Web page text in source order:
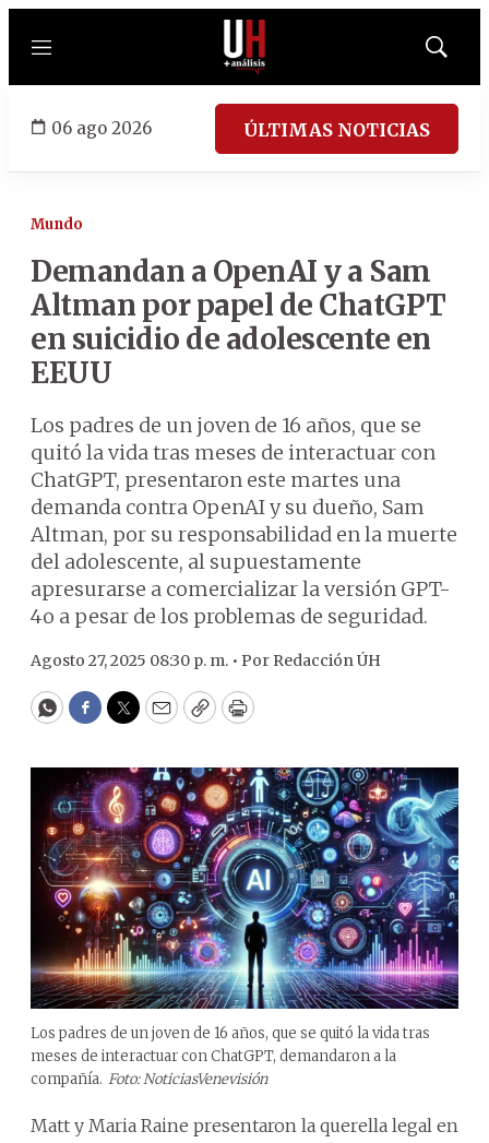
Menú
Mostrar
06 ago 2026 ÚLTIMAS NOTICIAS
Mundo
Demandan a OpenAI y a Sam
Altman por papel de ChatGPT
en suicidio de adolescente en
EEUU
Los padres de un joven de 16 años, que se
quitó la vida tras meses de interactuar con
ChatGPT, presentaron este martes una
demanda contra OpenAI y su dueño, Sam
Altman, por su responsabilidad en la muerte
del adolescente, al supuestamente
apresurarse a comercializar la versión GPT-
4o a pesar de los problemas de seguridad.
Agosto 27, 2025 08:30 p. m. • Por Redacción ÚH
WhatsApp
Facebook
Twitter
EmailCopyPrint
Los padres de un joven de 16 años, que se quitó la vida tras
meses de interactuar con ChatGPT, demandaron a la
compañía. Foto: NoticiasVenevisión
Matt y Maria Raine presentaron la querella legal en